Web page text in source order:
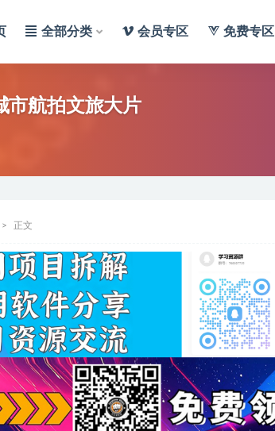
全部分类 会员专区 免费专区
市航拍文旅大片
正文